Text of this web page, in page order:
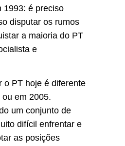
1993: é preciso
disputar os rumos
a maioria do PT
e
o PT hoje é diferente
em 2005.
um conjunto de
difícil enfrentar e
as posições